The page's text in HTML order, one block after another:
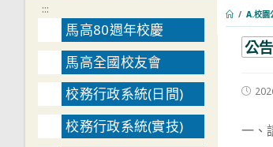
/ A.校園
公告
Post
一、
:::
馬高80週年校慶
馬高全國校友會
校務行政系統(日間)
校務行政系統(實技)